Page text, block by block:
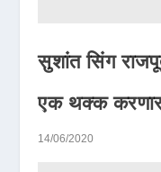
सुशांत सिंग
एक थक्क
14/06/2020